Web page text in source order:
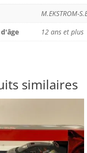
M.EKSTROM-
12 ans et plus
similaires